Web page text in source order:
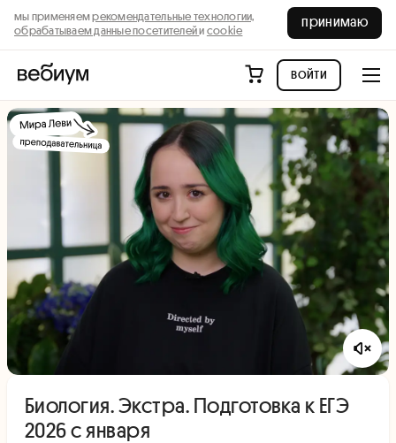
мы применяемрекомендательные технологии,
обрабатываем данные посетителейи cookie
принимаю
войти
Биология. Экстра. Подготовка к ЕГЭ
2026 с января